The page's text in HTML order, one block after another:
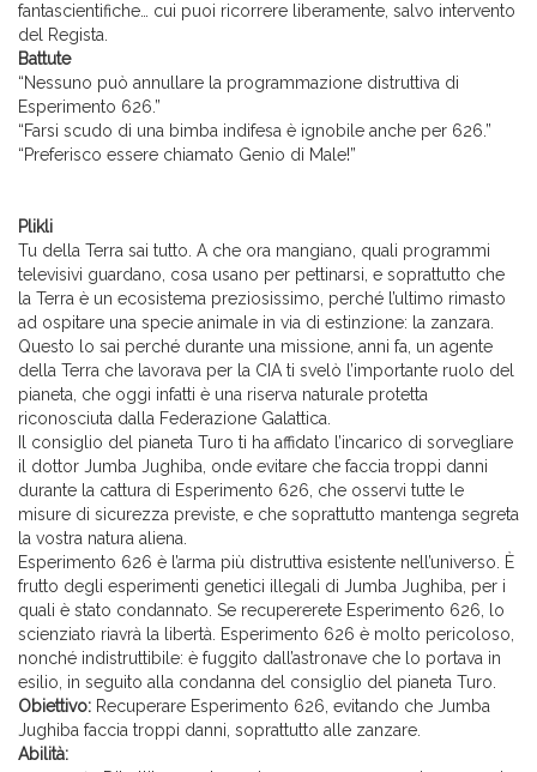
fantascientifiche… cui puoi ricorrere liberamente, salvo intervento
del Regista.
Battute
“Nessuno può annullare la programmazione distruttiva di
Esperimento 626.”
“Farsi scudo di una bimba indifesa è ignobile anche per 626.”
“Preferisco essere chiamato Genio di Male!”
Plikli
Tu della Terra sai tutto. A che ora mangiano, quali programmi
televisivi guardano, cosa usano per pettinarsi, e soprattutto che
la Terra è un ecosistema preziosissimo, perché l’ultimo rimasto
ad ospitare una specie animale in via di estinzione: la zanzara.
Questo lo sai perché durante una missione, anni fa, un agente
della Terra che lavorava per la CIA ti svelò l’importante ruolo del
pianeta, che oggi infatti è una riserva naturale protetta
riconosciuta dalla Federazione Galattica.
Il consiglio del pianeta Turo ti ha affidato l’incarico di sorvegliare
il dottor Jumba Jughiba, onde evitare che faccia troppi danni
durante la cattura di Esperimento 626, che osservi tutte le
misure di sicurezza previste, e che soprattutto mantenga segreta
la vostra natura aliena.
Esperimento 626 è l’arma più distruttiva esistente nell’universo. È
frutto degli esperimenti genetici illegali di Jumba Jughiba, per i
quali è stato condannato. Se recupererete Esperimento 626, lo
scienziato riavrà la libertà. Esperimento 626 è molto pericoloso,
nonché indistruttibile: è fuggito dall’astronave che lo portava in
esilio, in seguito alla condanna del consiglio del pianeta Turo.
Obiettivo: Recuperare Esperimento 626, evitando che Jumba
Jughiba faccia troppi danni, soprattutto alle zanzare.
Abilità: